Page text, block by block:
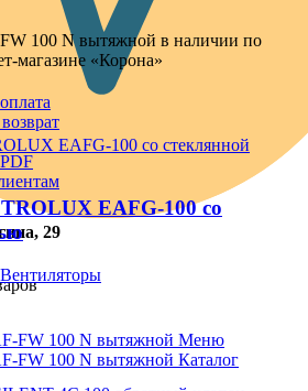
29
Меню
Каталог
100 N вытяжной в наличии по
магазине «Корона»
EAFG-100 со
Вентиляторы